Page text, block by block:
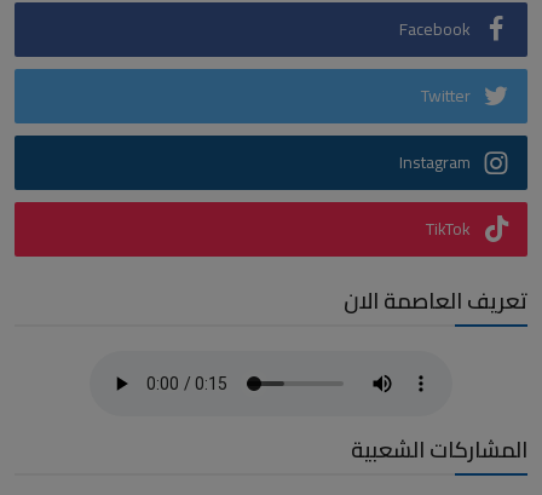
Facebook
Twitter
Instagram
TikTok
تعريف العاصمة الان
المشاركات الشعبية